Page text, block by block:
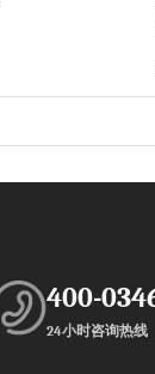
400-
24小时咨询热线